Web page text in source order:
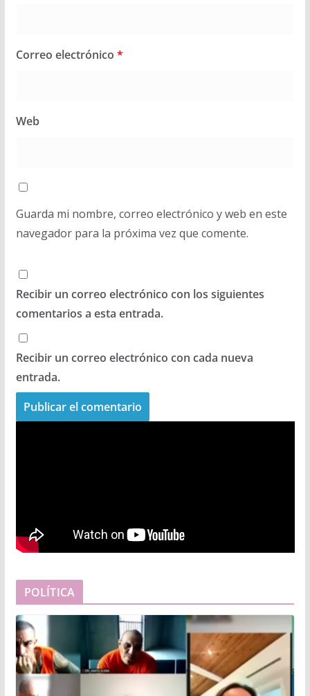
Correo electrónico *
Web
Guarda mi nombre, correo electrónico y web en este
navegador para la próxima vez que comente.
Recibir un correo electrónico con los siguientes
comentarios a esta entrada.
Recibir un correo electrónico con cada nueva
entrada.
POLÍTICA